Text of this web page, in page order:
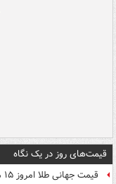
قیمت‌های روز در یک نگاه
قیمت جهانی طلا امروز ۱۵ مرداد